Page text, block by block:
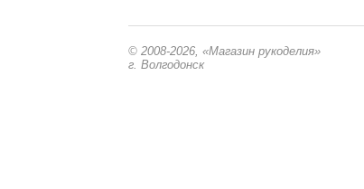
© 2008-2026, «Магазин рукоделия»
г. Волгодонск